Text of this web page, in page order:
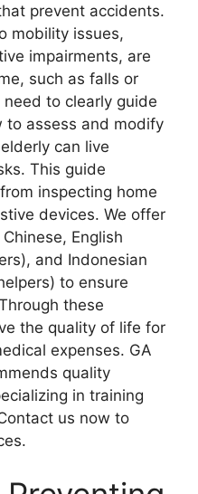
prevent accidents.
mobility issues,
impairments, are
such as falls or
to clearly guide
to assess and modify
can live
This guide
inspecting home
devices. We offer
English
and Indonesian
to ensure
these
the quality of life for
expenses. GA
quality
in training
us now to